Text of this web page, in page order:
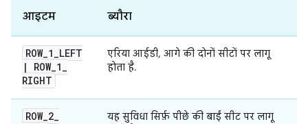
आइटम ब्यौरा
ROW_1_LEFT
|
ROW_1_
RIGHT
एरिया आईडी, आगे की दोनों सीटों पर लागू
होता है.
ROW_2_
यह सुविधा सिर्फ़ पीछे की बाईं सीट पर लागू